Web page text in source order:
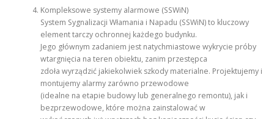
Kompleksowe systemy alarmowe (SSWiN)
System Sygnalizacji Włamania i Napadu (SSWiN) to kluczowy
element tarczy ochronnej każdego budynku.
Jego głównym zadaniem jest natychmiastowe wykrycie próby
wtargnięcia na teren obiektu, zanim przestępca
zdoła wyrządzić jakiekolwiek szkody materialne. Projektujemy i
montujemy alarmy zarówno przewodowe
(idealne na etapie budowy lub generalnego remontu), jak i
bezprzewodowe, które można zainstalować w